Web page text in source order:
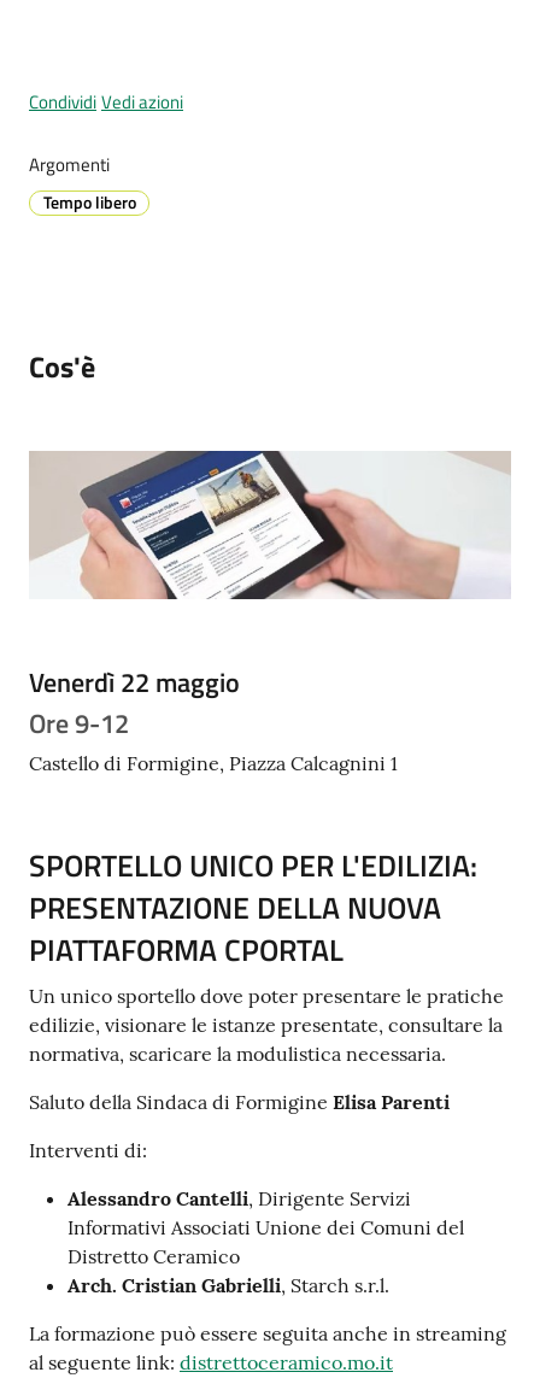
A
l
r
t
e
argomenti...
su
CondividiVedi azioni
Argomenti
Tempo libero
Cos'è
Venerdì 22 maggio
Ore 9-12
Castello di Formigine, Piazza Calcagnini 1
SPORTELLO UNICO PER L'EDILIZIA:
PRESENTAZIONE DELLA NUOVA
PIATTAFORMA CPORTAL
Un unico sportello dove poter presentare le pratiche
edilizie, visionare le istanze presentate, consultare la
normativa, scaricare la modulistica necessaria.
Saluto della Sindaca di Formigine Elisa Parenti
Interventi di:
Alessandro Cantelli, Dirigente Servizi
Informativi Associati Unione dei Comuni del
Distretto Ceramico
Arch. Cristian Gabrielli, Starch s.r.l.
La formazione può essere seguita anche in streaming
al seguente link: distrettoceramico.mo.it